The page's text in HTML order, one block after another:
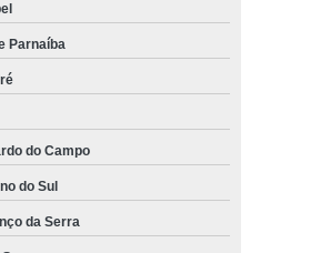
paletrans pr16 Osasco
paletrans pr20 Araçatuba
elétrica paletrans Biritiba Mirim
retrátil paletrans Suzano
paletrans px 1235 Arujá
paletrans Taubaté
Parnaíba
do Campo
do Sul
da Serra